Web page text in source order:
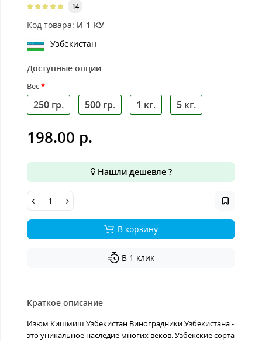
14
Код товара: И-1-КУ
Узбекистан
Доступные опции
Вес
250 гр. 500 гр. 1 кг. 5 кг.
198.00 р.
Нашли дешевле ?
В корзину
В 1 клик
Краткое описание
Изюм Кишмиш Узбекистан Виноградники Узбекистана -
это уникальное наследие многих веков. Узбекские сорта